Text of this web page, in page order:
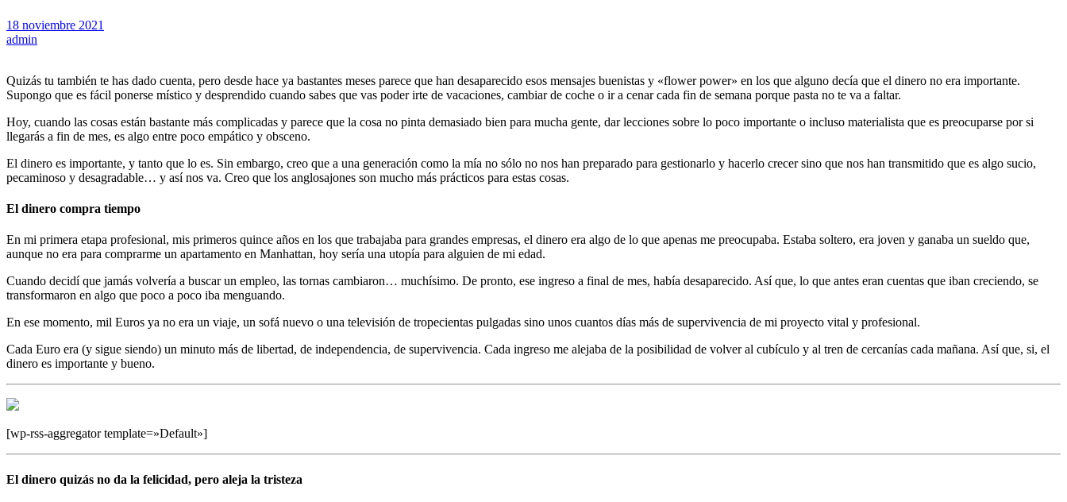
18 noviembre 2021
admin
Quizás tu también te has dado cuenta, pero desde hace ya bastantes meses parece que han desaparecido esos mensajes buenistas y «flower power» en los que alguno decía que el dinero no era importante.
Supongo que es fácil ponerse místico y desprendido cuando sabes que vas poder irte de vacaciones, cambiar de coche o ir a cenar cada fin de semana porque pasta no te va a faltar.
Hoy, cuando las cosas están bastante más complicadas y parece que la cosa no pinta demasiado bien para mucha gente, dar lecciones sobre lo poco importante o incluso materialista que es preocuparse por si
llegarás a fin de mes, es algo entre poco empático y obsceno.
El dinero es importante, y tanto que lo es. Sin embargo, creo que a una generación como la mía no sólo no nos han preparado para gestionarlo y hacerlo crecer sino que nos han transmitido que es algo sucio,
pecaminoso y desagradable… y así nos va. Creo que los anglosajones son mucho más prácticos para estas cosas.
El dinero compra tiempo
En mi primera etapa profesional, mis primeros quince años en los que trabajaba para grandes empresas, el dinero era algo de lo que apenas me preocupaba. Estaba soltero, era joven y ganaba un sueldo que,
aunque no era para comprarme un apartamento en Manhattan, hoy sería una utopía para alguien de mi edad.
Cuando decidí que jamás volvería a buscar un empleo, las tornas cambiaron… muchísimo. De pronto, ese ingreso a final de mes, había desaparecido. Así que, lo que antes eran cuentas que iban creciendo, se
transformaron en algo que poco a poco iba menguando.
En ese momento, mil Euros ya no era un viaje, un sofá nuevo o una televisión de tropecientas pulgadas sino unos cuantos días más de supervivencia de mi proyecto vital y profesional.
Cada Euro era (y sigue siendo) un minuto más de libertad, de independencia, de supervivencia. Cada ingreso me alejaba de la posibilidad de volver al cubículo y al tren de cercanías cada mañana. Así que, si, el
dinero es importante y bueno.
[wp-rss-aggregator template=»Default»]
El dinero quizás no da la felicidad, pero aleja la tristeza